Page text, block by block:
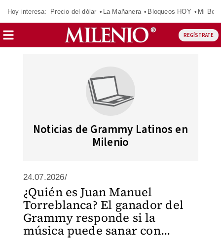
Hoy interesa: Precio del dólar La Mañanera Bloqueos HOY Mi
REGÍSTRATE
Noticias de Grammy Latinos en
Milenio
24.07.2026/
¿Quién es Juan Manuel
Torreblanca? El ganador del
Grammy responde si la
música puede sanar con...